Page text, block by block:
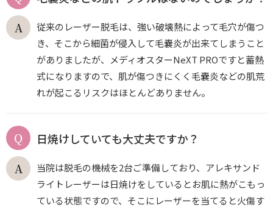
従来のレーザー脱毛は、強い破壊熱によって毛穴が傷つ
き、そこから細菌が侵入して毛嚢炎が出来てしまうこと
がありましたが、メディオスターNeXT PROですと蓄熱
式になりますので、肌が傷つきにくく毛嚢炎などの肌荒
れが起こるリスクはほとんどありません。
日焼けしていても大丈夫ですか？
当院は脱毛の機械を2台ご準備しており、アレキサンド
ライトレーザーは日焼けをしているとお肌に熱がこもっ
ている状態ですので、そこにレーザーを当てると火傷す